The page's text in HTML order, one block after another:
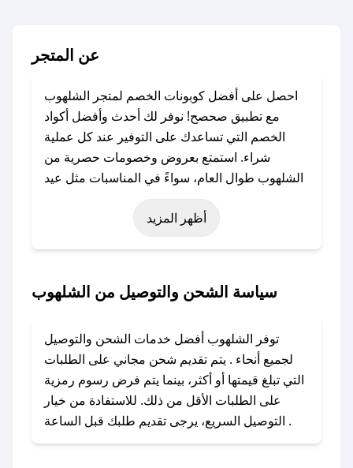
عن المتجر
احصل على أفضل كوبونات الخصم لمتجر الشلهوب
مع تطبيق صحصح! نوفر لك أحدث وأفضل أكواد
الخصم التي تساعدك على التوفير عند كل عملية
شراء. استمتع بعروض وخصومات حصرية من
الشلهوب طوال العام، سواءً في المناسبات مثل عيد
الفطر، عيد الأضحى، الجمعة البيضاء (شهر نوفمبر)،
رمضان، اليوم الوطني، يوم التأسيس، أو حتى عروض
باستخدام تطبيق صحصح، يمكنك العثور بسهولة على
تواصل معنا عبر تويتر أو البريد الإلكتروني لإضافته
بسرعة.
### كيفية استخدام كود خصم الشلهوب؟
1. انسخ كود الخصم من تطبيق صحصح.
2. الصقه في خانة الدفع عند التسوق من الشلهوب.
أظهر المزيد
سياسة الشحن والتوصيل من الشلهوب
توفر الشلهوب أفضل خدمات الشحن والتوصيل
لجميع أنحاء . يتم تقديم شحن مجاني على الطلبات
التي تبلغ قيمتها أو أكثر، بينما يتم فرض رسوم رمزية
على الطلبات الأقل من ذلك. للاستفادة من خيار
التوصيل السريع، يرجى تقديم طلبك قبل الساعة .